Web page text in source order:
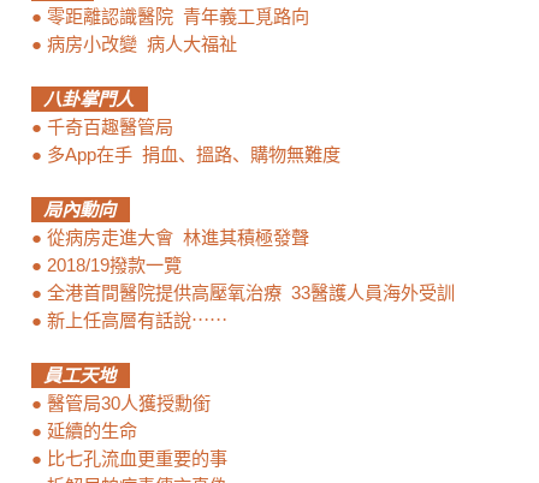
● 零距離認識醫院 青年義工覓路向
● 病房小改變 病人大福祉
八卦掌門人
● 千奇百趣醫管局
● 多App在手 捐血、搵路、購物無難度
局內動向
● 從病房走進大會 林進其積極發聲
● 2018/19撥款一覽
● 全港首間醫院提供高壓氧治療 33醫護人員海外受訓
● 新上任高層有話說⋯⋯
員工天地
● 醫管局30人獲授勳銜
● 延續的生命
● 比七孔流血更重要的事